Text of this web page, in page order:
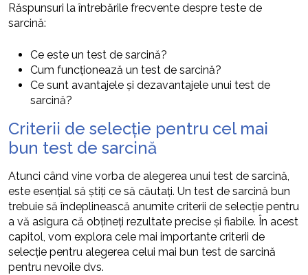
Răspunsuri la întrebările frecvente despre teste de
sarcină:
Ce este un test de sarcină?
Cum funcționează un test de sarcină?
Ce sunt avantajele și dezavantajele unui test de
sarcină?
Criterii de selecție pentru cel mai
bun test de sarcină
Atunci când vine vorba de alegerea unui test de sarcină,
este esențial să știți ce să căutați. Un test de sarcină bun
trebuie să îndeplinească anumite criterii de selecție pentru
a vă asigura că obțineți rezultate precise și fiabile. În acest
capitol, vom explora cele mai importante criterii de
selecție pentru alegerea celui mai bun test de sarcină
pentru nevoile dvs.